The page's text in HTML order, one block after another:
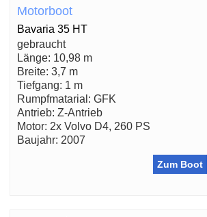
Motorboot
Bavaria 35 HT
gebraucht
Länge: 10,98 m
Breite: 3,7 m
Tiefgang: 1 m
Rumpfmatarial: GFK
Antrieb: Z-Antrieb
Motor: 2x Volvo D4, 260 PS
Baujahr: 2007
Zum Boot